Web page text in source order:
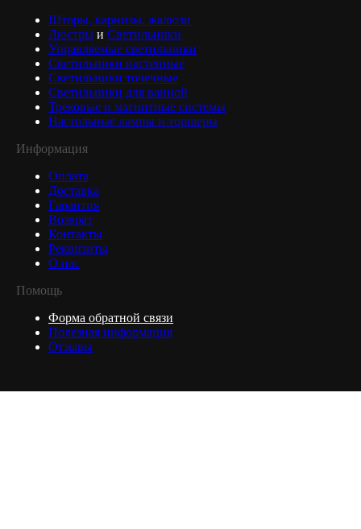
Шторы, карнизы, жалюзи
Люстры и Светильники
Управляемые светильники
Светильники настенные
Светильники точечные
Светильники для ванной
Трековые и магнитные системы
Настольные лампы и торшеры
Информация
Оплата
Доставка
Гарантия
Возврат
Контакты
Реквизиты
О нас
Помощь
Форма обратной связи
Полезная информация
Отзывы